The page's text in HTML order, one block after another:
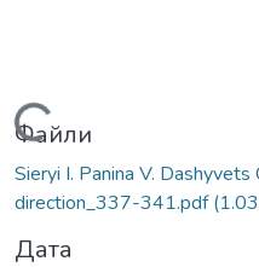
Вантажиться...
Файли
Sieryi I. Panina V. Dashyvets
direction_337-341.pdf
Дата